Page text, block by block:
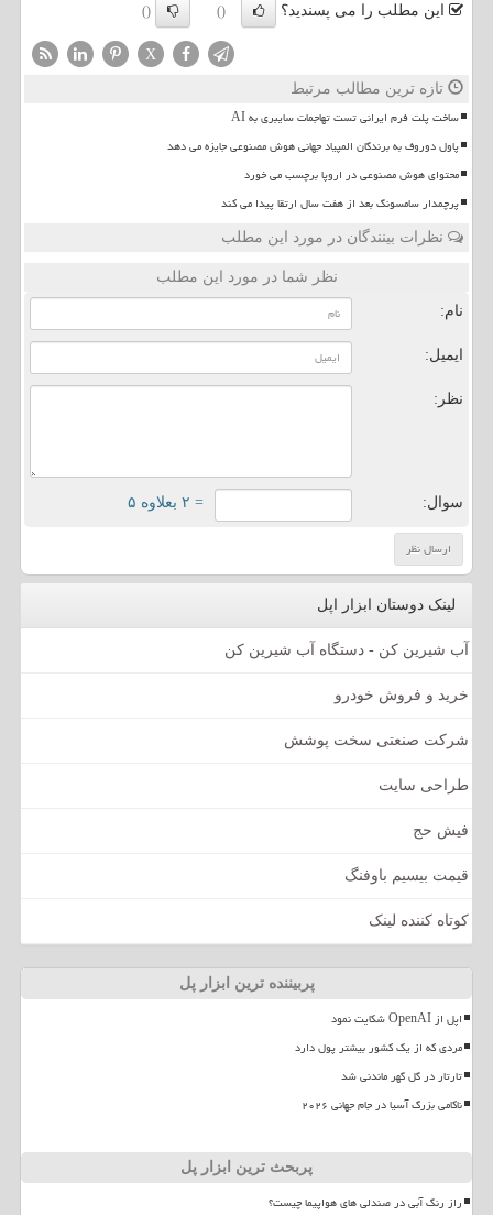
این مطلب را می پسندید؟ ()
()
X
تازه ترین مطالب مرتبط
ساخت پلت فرم ایرانی تست تهاجمات سایبری به AI
پاول دوروف به برندگان المپیاد جهانی هوش مصنوعی جایزه می دهد
محتوای هوش مصنوعی در اروپا برچسب می خورد
پرچمدار سامسونگ بعد از هفت سال ارتقا پیدا می کند
نظرات بینندگان در مورد این مطلب
نظر شما در مورد این مطلب
نام:
ایمیل:
نظر:
سوال: = ۲ بعلاوه ۵
لینک دوستان ابزار اپل
آب شیرین کن - دستگاه آب شیرین کن
خرید و فروش خودرو
شرکت صنعتی سخت پوشش
طراحی سایت
فیش حج
قیمت بیسیم باوفنگ
کوتاه کننده لینک
پربیننده ترین ابزار پل
اپل از OpenAI شکایت نمود
مردی که از یک کشور بیشتر پول دارد
تارتار در گل گهر ماندنی شد
ناکامی بزرگ آسیا در جام جهانی ۲۰۲۶
پربحث ترین ابزار پل
راز رنگ آبی در صندلی های هواپیما چیست؟